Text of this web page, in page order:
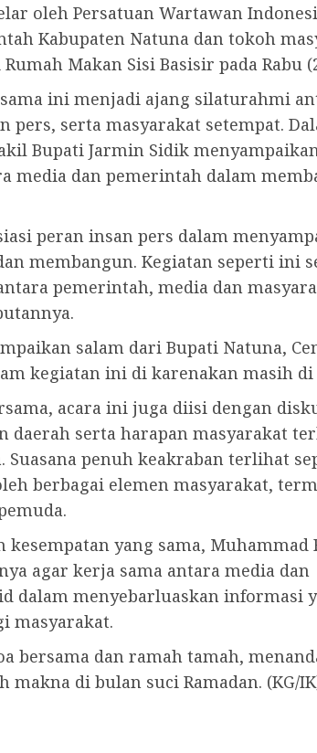
oleh Persatuan Wartawan
Kabupaten Natuna dan tokoh
Makan Sisi Basisir pada Rabu
ini menjadi ajang silaturahmi
pers, serta masyarakat setempat.
Bupati Jarmin Sidik
media dan pemerintah dalam
peran insan pers dalam
membangun. Kegiatan seperti ini
pemerintah, media dan
salam dari Bupati Natuna,
kegiatan ini di karenakan masih
acara ini juga diisi dengan
daerah serta harapan masyarakat
Suasana penuh keakraban terlihat
berbagai elemen masyarakat,
kesempatan yang sama, Muhammad
agar kerja sama antara media dan
dalam menyebarluaskan informasi
masyarakat.
bersama dan ramah tamah,
makna di bulan suci Ramadan. (KG/